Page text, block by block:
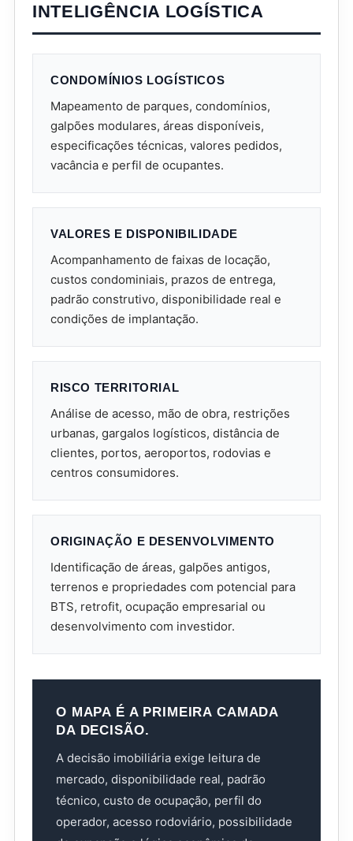
INTELIGÊNCIA LOGÍSTICA
CONDOMÍNIOS LOGÍSTICOS
Mapeamento de parques, condomínios,
galpões modulares, áreas disponíveis,
especificações técnicas, valores pedidos,
vacância e perfil de ocupantes.
VALORES E DISPONIBILIDADE
Acompanhamento de faixas de locação,
custos condominiais, prazos de entrega,
padrão construtivo, disponibilidade real e
condições de implantação.
RISCO TERRITORIAL
Análise de acesso, mão de obra, restrições
urbanas, gargalos logísticos, distância de
clientes, portos, aeroportos, rodovias e
centros consumidores.
ORIGINAÇÃO E DESENVOLVIMENTO
Identificação de áreas, galpões antigos,
terrenos e propriedades com potencial para
BTS, retrofit, ocupação empresarial ou
desenvolvimento com investidor.
O MAPA É A PRIMEIRA CAMADA
DA DECISÃO.
A decisão imobiliária exige leitura de
mercado, disponibilidade real, padrão
técnico, custo de ocupação, perfil do
operador, acesso rodoviário, possibilidade